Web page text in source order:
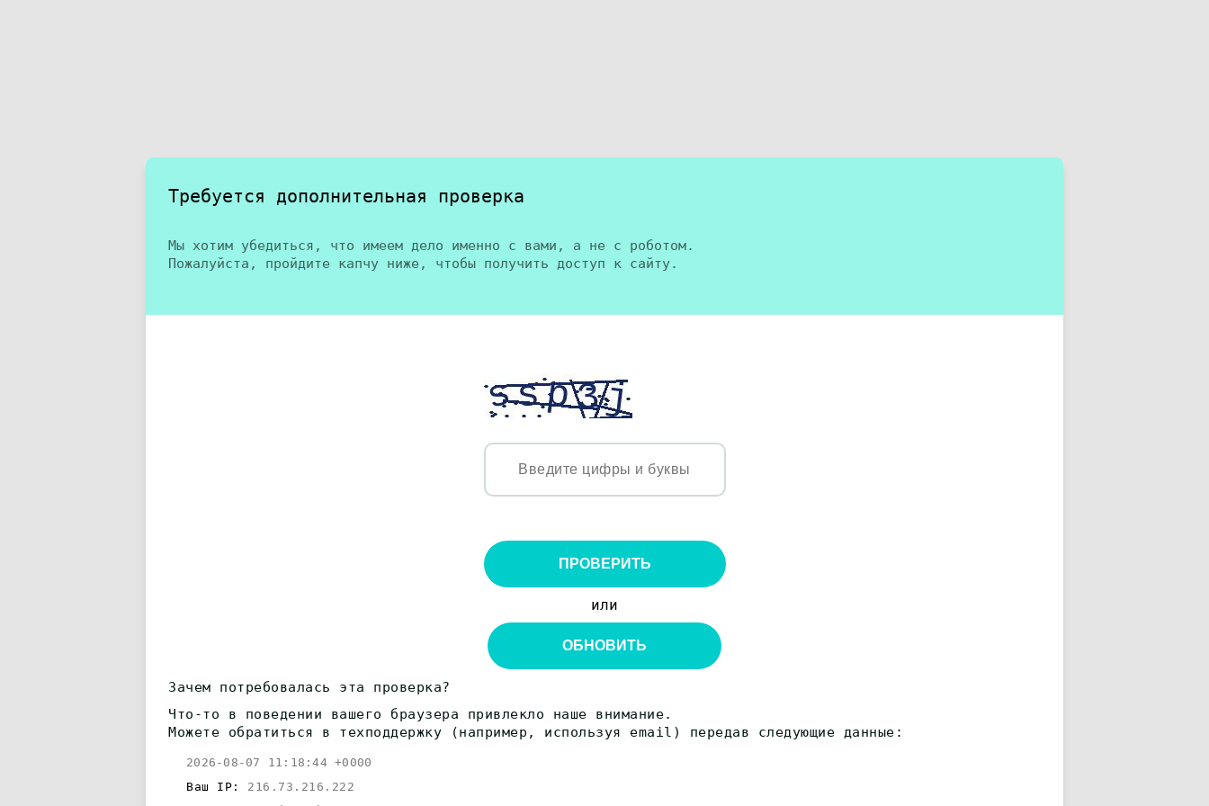
Требуется дополнительная проверка
Мы хотим убедиться, что имеем дело именно с вами, а не с роботом.
Пожалуйста, пройдите капчу ниже, чтобы получить доступ к сайту.
ПРОВЕРИТЬ
или
ОБНОВИТЬ
Зачем потребовалась эта проверка?
Что-то в поведении вашего браузера привлекло наше внимание.
Можете обратиться в техподдержку (например, используя email) передав следующие данные:
2026-08-07 11:18:44 +0000
Ваш IP: 216.73.216.222